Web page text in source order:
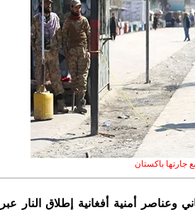
جارتها باكستان
وعناصر أمنية أفغانية إطلاق النار عبر